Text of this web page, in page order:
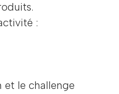
:
et le challenge